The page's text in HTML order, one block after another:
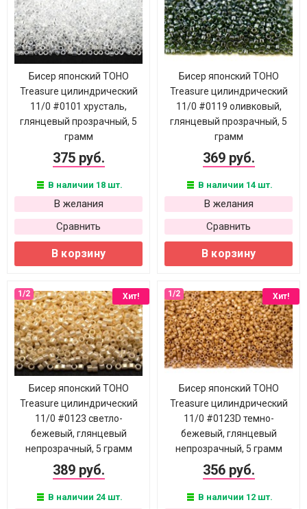
Бисер японский TOHO
Treasure цилиндрический
11/0 #0101 хрусталь,
глянцевый прозрачный, 5
грамм
375 руб.
В наличии 18 шт.
В желания
Сравнить
В корзину
Бисер японский TOHO
Treasure цилиндрический
11/0 #0119 оливковый,
глянцевый прозрачный, 5
грамм
369 руб.
В наличии 14 шт.
В желания
Сравнить
В корзину
Хит!
Бисер японский TOHO
Treasure цилиндрический
11/0 #0123 светло-
бежевый, глянцевый
непрозрачный, 5 грамм
389 руб.
В наличии 24 шт.
Хит!
Бисер японский TOHO
Treasure цилиндрический
11/0 #0123D темно-
бежевый, глянцевый
непрозрачный, 5 грамм
356 руб.
В наличии 12 шт.